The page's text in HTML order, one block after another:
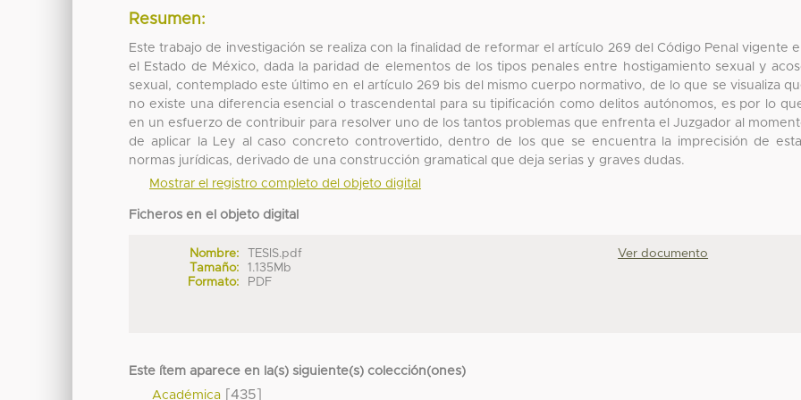
Resumen:
Este trabajo de investigación se realiza con la finalidad de reformar el artículo 269 del Código Penal vigente
el Estado de México, dada la paridad de elementos de los tipos penales entre hostigamiento sexual y
sexual, contemplado este último en el artículo 269 bis del mismo cuerpo normativo, de lo que se visualiza
no existe una diferencia esencial o trascendental para su tipificación como delitos autónomos, es por lo
en un esfuerzo de contribuir para resolver uno de los tantos problemas que enfrenta el Juzgador al
de aplicar la Ley al caso concreto controvertido, dentro de los que se encuentra la imprecisión de
normas jurídicas, derivado de una construcción gramatical que deja serias y graves dudas.
Mostrar el registro completo del objeto digital
Ficheros en el objeto digital
Nombre:
TESIS.pdf
Tamaño:
1.135Mb
Formato:
PDF
Ver documento
Este ítem aparece en la(s) siguiente(s) colección(ones)
Académica [435]